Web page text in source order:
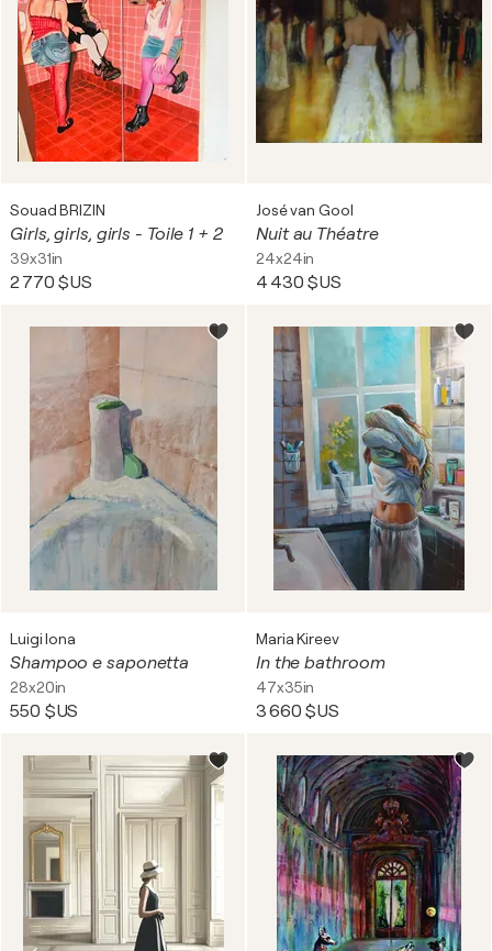
Souad BRIZIN
Girls, girls, girls - Toile 1 + 2
39x31in
2 770 $US
José van Gool
Nuit au Théatre
24x24in
4 430 $US
Luigi Iona
Shampoo e saponetta
28x20in
550 $US
Maria Kireev
In the bathroom
47x35in
3 660 $US